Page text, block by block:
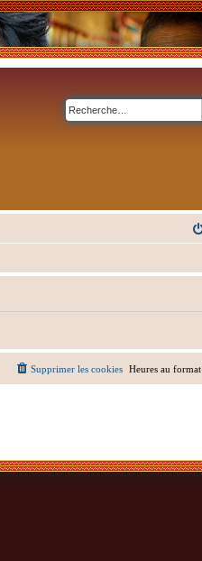
Heures au format
Supprimer les cookies